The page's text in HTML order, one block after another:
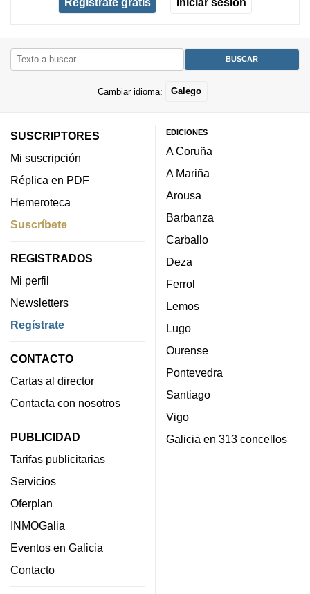
Cambiar idioma: Galego
SUSCRIPTORES
Mi suscripción
Réplica en PDF
Hemeroteca
Suscríbete
REGISTRADOS
Mi perfil
Newsletters
Regístrate
CONTACTO
Cartas al director
Contacta con nosotros
PUBLICIDAD
Tarifas publicitarias
Servicios
Oferplan
INMOGalia
Eventos en Galicia
Contacto
EDICIONES
A Coruña
A Mariña
Arousa
Barbanza
Carballo
Deza
Ferrol
Lemos
Lugo
Ourense
Pontevedra
Santiago
Vigo
Galicia en 313 concellos